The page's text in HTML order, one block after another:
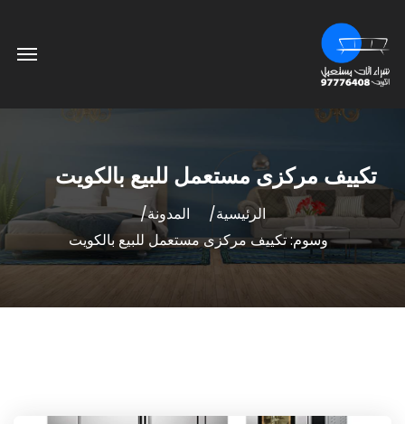
تكييف مركزى مستعمل للبيع بالكويت
الرئيسية
المدونة
وسوم: تكييف مركزى مستعمل للبيع بالكويت